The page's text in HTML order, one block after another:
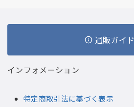
通販ガイド
インフォメーション
特定商取引法に基づく表示